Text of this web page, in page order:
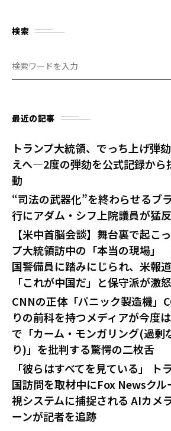
検索
最近の記事
トランプ大統領、でっち上げ弾
えへ—2度の弾劾を公式記録から
動
“司法の武器化”を終わらせるブ
行にアダム・シフ上院議員が猛
【米中首脳会談】舞台裏で起こ
プ大統領訪中の「本当の現場」
国警備員に踏みにじられ、米報
「これが中国だ」と保守派が激怒
CNNの正体「パニック製造機」
りの前科を持つメディアが今度
で「カーム・モンガリング(過剰
り)」を批判する驚愕の二枚舌
「彼らはすべてを見ている」 ト
国訪問を取材中にFox Newsクル
視システムに捕捉される AIカメ
ーンが記者を追跡